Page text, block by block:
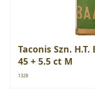
Taconis Szn.
45 + 5.5 ct M
1328